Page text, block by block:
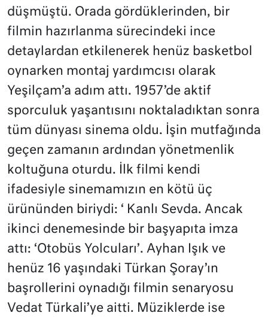
düşmüştü. Orada gördüklerinden, bir
filmin hazırlanma sürecindeki ince
detaylardan etkilenerek henüz basketbol
oynarken montaj yardımcısı olarak
Yeşilçam’a adım attı. 1957’de aktif
sporculuk yaşantısını noktaladıktan sonra
tüm dünyası sinema oldu. İşin mutfağında
geçen zamanın ardından yönetmenlik
koltuğuna oturdu. İlk filmi kendi
ifadesiyle sinemamızın en kötü üç
ürününden biriydi: ‘ Kanlı Sevda. Ancak
ikinci denemesinde bir başyapıta imza
attı: ‘Otobüs Yolcuları’. Ayhan Işık ve
henüz 16 yaşındaki Türkan Şoray’ın
başrollerini oynadığı filmin senaryosu
Vedat Türkali’ye aitti. Müziklerde ise